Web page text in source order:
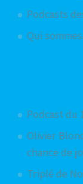
Podcasts
Qui
Podcast du
Olivier
chance de
Triplé de